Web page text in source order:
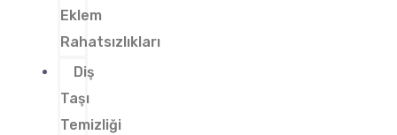
Eklem
Rahatsızlıkları
Diş
Taşı
Temizliği